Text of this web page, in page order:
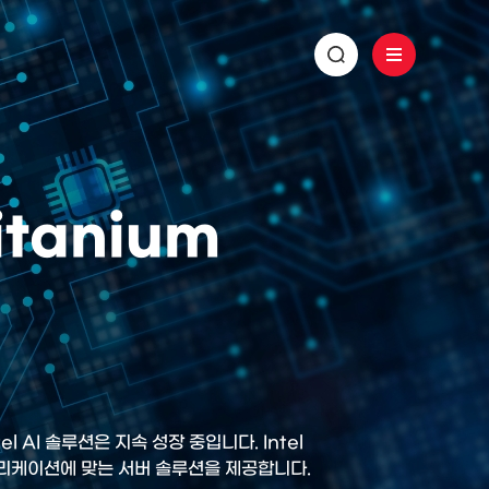
AI 솔루션은 지속 성장 중입니다. Intel
션에 맞는 서버 솔루션을 제공합니다.